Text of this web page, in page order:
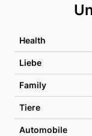
Health
Liebe
Family
Tiere
Automobile